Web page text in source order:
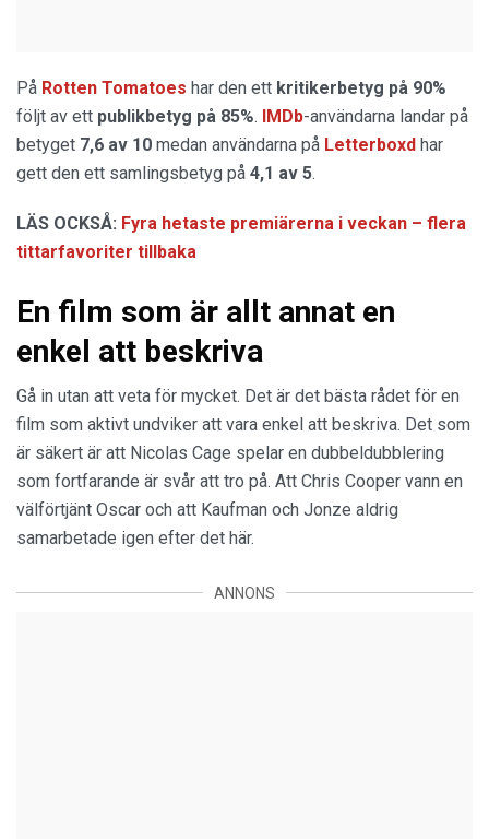
På Rotten Tomatoes har den ett kritikerbetyg på 90%
följt av ett publikbetyg på 85%. IMDb-användarna landar på
betyget 7,6 av 10 medan användarna på Letterboxd har
gett den ett samlingsbetyg på 4,1 av 5.
LÄS OCKSÅ: Fyra hetaste premiärerna i veckan – flera
tittarfavoriter tillbaka
En film som är allt annat en
enkel att beskriva
Gå in utan att veta för mycket. Det är det bästa rådet för en
film som aktivt undviker att vara enkel att beskriva. Det som
är säkert är att Nicolas Cage spelar en dubbeldubblering
som fortfarande är svår att tro på. Att Chris Cooper vann en
välförtjänt Oscar och att Kaufman och Jonze aldrig
samarbetade igen efter det här.
ANNONS